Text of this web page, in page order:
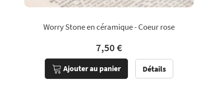
Worry Stone en céramique - Coeur rose
7,50 €
Ajouter au panier Détails